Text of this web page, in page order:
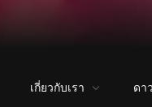
เกี่ยวกับเรา ดา